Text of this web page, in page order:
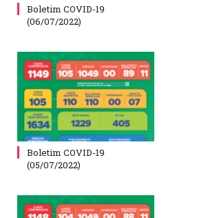
Boletim COVID-19
(06/07/2022)
Boletim COVID-19
(05/07/2022)